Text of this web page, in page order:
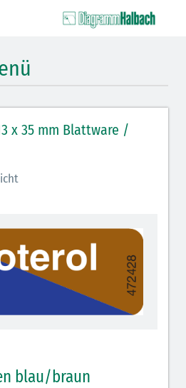
Kopfbalken)
schraffiert)
x 35 mm Blattware /
blau/braun